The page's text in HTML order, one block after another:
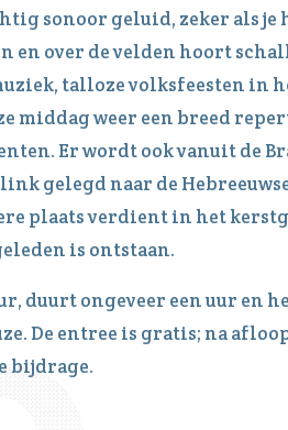
sonoor geluid, zeker als je
en over de velden hoort
talloze volksfeesten in
middag weer een breed
Er wordt ook vanuit de
gelegd naar de
plaats verdient in het
is ontstaan.
duurt ongeveer een uur en
De entree is gratis; na
bijdrage.